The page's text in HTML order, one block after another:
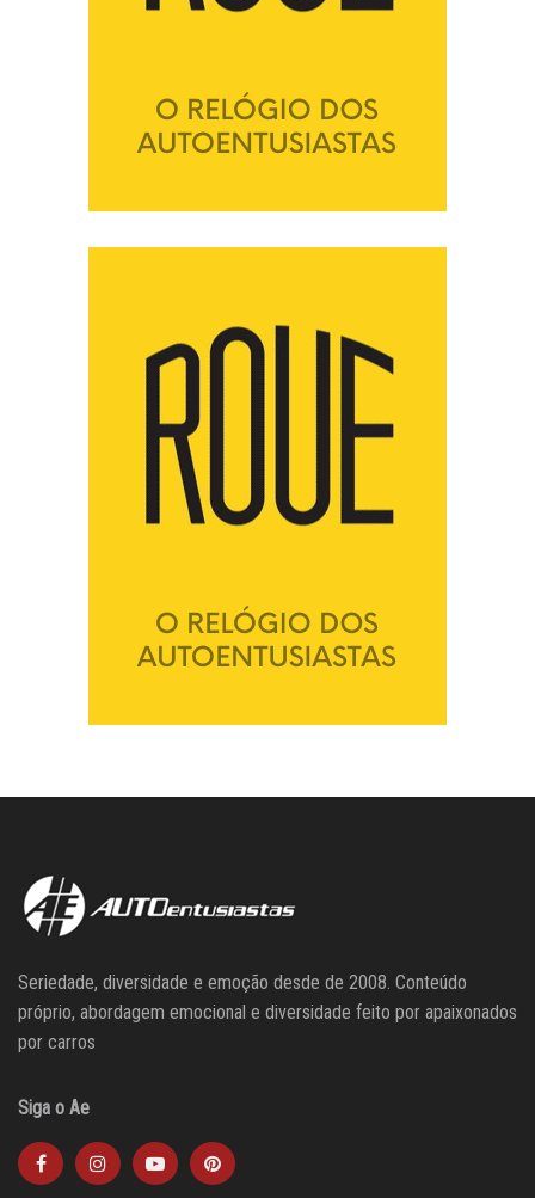
Seriedade, diversidade e emoção desde de 2008. Conteúdo
próprio, abordagem emocional e diversidade feito por apaixonados
por carros
Siga o Ae